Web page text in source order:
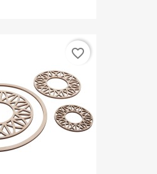
favorite_border